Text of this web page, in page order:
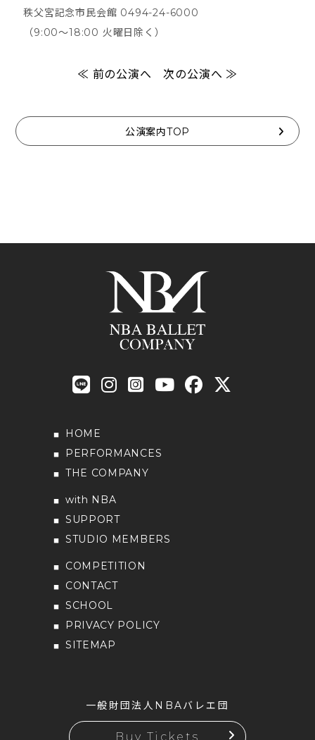
秩父宮記念市民会館 0494-24-6000
（9:00～18:00 火曜日除く）
≪ 前の公演へ 次の公演へ ≫
公演案内TOP
HOME
PERFORMANCES
THE COMPANY
with NBA
SUPPORT
STUDIO MEMBERS
COMPETITION
CONTACT
SCHOOL
PRIVACY POLICY
SITEMAP
一般財団法人NBAバレエ団
Buy Tickets